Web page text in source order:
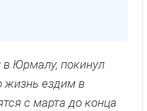
в Юрмалу, покинул
жизнь ездим в
с марта до конца